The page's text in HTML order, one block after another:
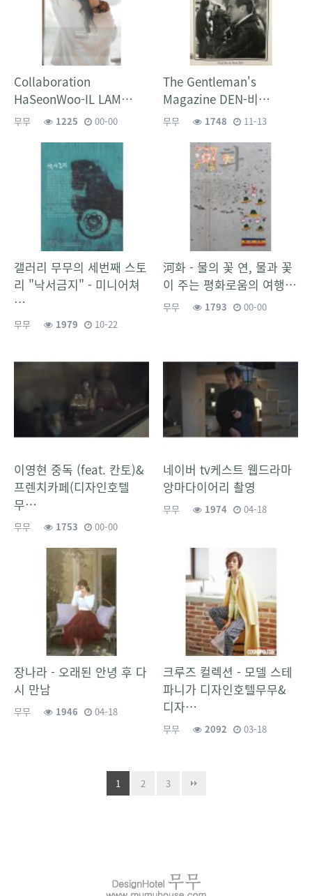
Collaboration
HaSeonWoo-IL LAM…
무무 1225 00-00
The Gentleman's
Magazine DEN-비…
무무 1748 11-13
갤러리 무무의 세번째 스토
리 "낙서금지" - 미니어쳐
…
무무 1979 10-22
河화 - 물의 꽃 연, 물과 꽃
이 주는 평화로움의 여행…
무무 1793 00-00
이영현 중독 (feat. 칸토)&
프렌치카페(디자인호텔
무…
무무 1753 00-00
네이버 tv케스트 웹드라마
앙마다이어리 촬영
무무 1974 04-18
장나라 - 오래된 안녕 후 다
시 만남
무무 1946 04-18
크루즈 컬렉션 - 모델 스테
파니가 디자인호텔무무&
디자…
무무 2092 03-18
1 2 3